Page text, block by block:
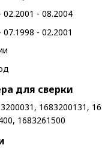
- 08.2004
- 02.2001
для сверки
1683200131,
1683261500